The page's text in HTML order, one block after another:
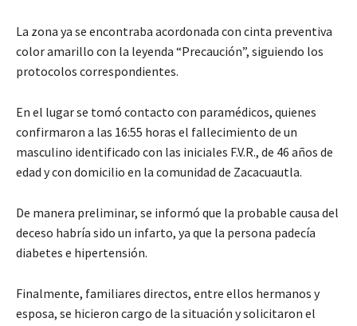
La zona ya se encontraba acordonada con cinta preventiva
color amarillo con la leyenda “Precaución”, siguiendo los
protocolos correspondientes.
En el lugar se tomó contacto con paramédicos, quienes
confirmaron a las 16:55 horas el fallecimiento de un
masculino identificado con las iniciales F.V.R., de 46 años de
edad y con domicilio en la comunidad de Zacacuautla.
De manera preliminar, se informó que la probable causa del
deceso habría sido un infarto, ya que la persona padecía
diabetes e hipertensión.
Finalmente, familiares directos, entre ellos hermanos y
esposa, se hicieron cargo de la situación y solicitaron el